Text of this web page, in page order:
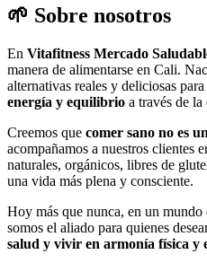
🌱 Sobre nosotros
En Vitafitness Mercado
manera de alimentarse en Cali.
alternativas reales y deliciosas
energía y equilibrio a través de la
Creemos que comer sano no es
acompañamos a nuestros clientes
naturales, orgánicos, libres de
una vida más plena y consciente.
Hoy más que nunca, en un
somos el aliado para quienes
salud y vivir en armonía física y